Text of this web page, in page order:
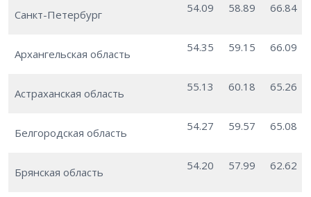
Санкт-Петербург 54.09 58.89 66.84
Архангельская область 54.35 59.15 66.09
Астраханская область 55.13 60.18 65.26
Белгородская область 54.27 59.57 65.08
Брянская область 54.20 57.99 62.62